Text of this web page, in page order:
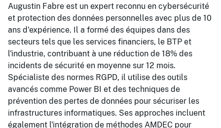
Augustin Fabre est un expert reconnu en cybersécurité
et protection des données personnelles avec plus de 10
ans d'expérience. Il a formé des équipes dans des
secteurs tels que les services financiers, le BTP et
l'industrie, contribuant à une réduction de 18% des
incidents de sécurité en moyenne sur 12 mois.
Spécialiste des normes RGPD, il utilise des outils
avancés comme Power BI et des techniques de
prévention des pertes de données pour sécuriser les
infrastructures informatiques. Ses approches incluent
également l'intégration de méthodes AMDEC pour